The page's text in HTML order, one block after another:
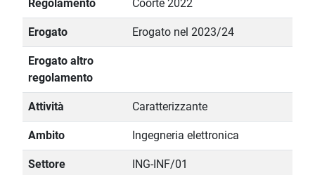
Regolamento Coorte 2022
Erogato Erogato nel 2023/24
Erogato altro
regolamento
Attività Caratterizzante
Ambito Ingegneria elettronica
Settore ING-INF/01